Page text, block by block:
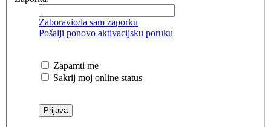
Zaboravio/la sam zaporku
Pošalji ponovo aktivacijsku poruku
Zapamti me
Sakrij moj online status